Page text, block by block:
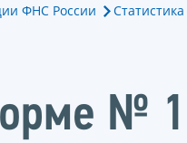
ФНС России
№